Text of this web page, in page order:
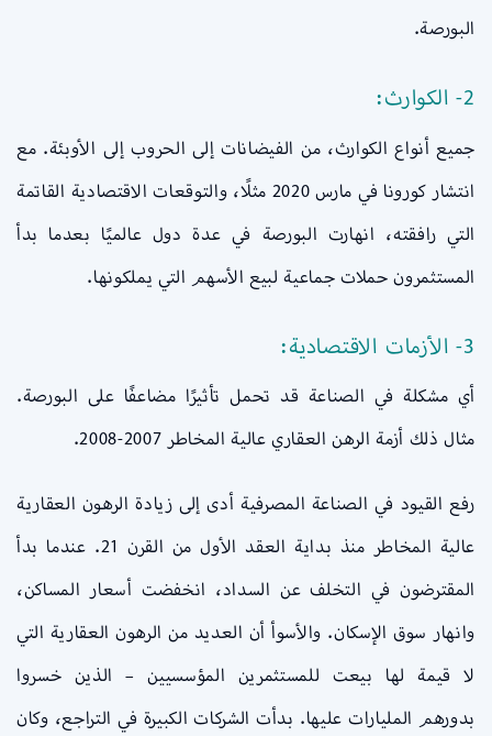
البورصة.
2- الكوارث:
جميع أنواع الكوارث، من الفيضانات إلى الحروب إلى الأوبئة. مع
انتشار كورونا في مارس 2020 مثلًا، والتوقعات الاقتصادية القاتمة
التي رافقته، انهارت البورصة في عدة دول عالميًا بعدما بدأ
المستثمرون حملات جماعية لبيع الأسهم التي يملكونها.
3- الأزمات الاقتصادية:
أي مشكلة في الصناعة قد تحمل تأثيرًا مضاعفًا على البورصة.
مثال ذلك أزمة الرهن العقاري عالية المخاطر 2007-2008.
رفع القيود في الصناعة المصرفية أدى إلى زيادة الرهون العقارية
عالية المخاطر منذ بداية العقد الأول من القرن 21. عندما بدأ
المقترضون في التخلف عن السداد، انخفضت أسعار المساكن،
وانهار سوق الإسكان. والأسوأ أن العديد من الرهون العقارية التي
لا قيمة لها بيعت للمستثمرين المؤسسيين – الذين خسروا
بدورهم المليارات عليها. بدأت الشركات الكبيرة في التراجع، وكان